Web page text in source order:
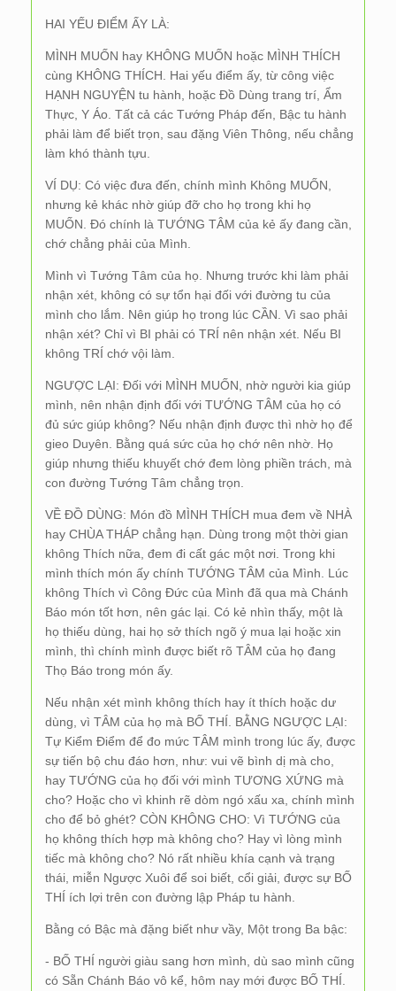
HAI YẾU ĐIỂM ẤY LÀ:
MÌNH MUỐN hay KHÔNG MUỐN hoặc MÌNH THÍCH
cùng KHÔNG THÍCH. Hai yếu điểm ấy, từ công việc
HẠNH NGUYỆN tu hành, hoặc Đồ Dùng trang trí, Ẩm
Thực, Y Áo. Tất cả các Tướng Pháp đến, Bậc tu hành
phải làm để biết trọn, sau đặng Viên Thông, nếu chẳng
làm khó thành tựu.
VÍ DỤ: Có việc đưa đến, chính mình Không MUỐN,
nhưng kẻ khác nhờ giúp đỡ cho họ trong khi họ
MUỐN. Đó chính là TƯỚNG TÂM của kẻ ấy đang cần,
chớ chẳng phải của Mình.
Mình vì Tướng Tâm của họ. Nhưng trước khi làm phải
nhận xét, không có sự tổn hại đối với đường tu của
mình cho lắm. Nên giúp họ trong lúc CẦN. Vì sao phải
nhận xét? Chỉ vì BI phải có TRÍ nên nhận xét. Nếu BI
không TRÍ chớ vội làm.
NGƯỢC LẠI: Đối với MÌNH MUỐN, nhờ người kia giúp
mình, nên nhận định đối với TƯỚNG TÂM của họ có
đủ sức giúp không? Nếu nhận định được thì nhờ họ để
gieo Duyên. Bằng quá sức của họ chớ nên nhờ. Họ
giúp nhưng thiếu khuyết chớ đem lòng phiền trách, mà
con đường Tướng Tâm chẳng trọn.
VỀ ĐỒ DÙNG: Món đồ MÌNH THÍCH mua đem về NHÀ
hay CHÙA THÁP chẳng hạn. Dùng trong một thời gian
không Thích nữa, đem đi cất gác một nơi. Trong khi
mình thích món ấy chính TƯỚNG TÂM của Mình. Lúc
không Thích vì Công Đức của Mình đã qua mà Chánh
Báo món tốt hơn, nên gác lại. Có kẻ nhìn thấy, một là
họ thiếu dùng, hai họ sở thích ngõ ý mua lại hoặc xin
mình, thì chính mình được biết rõ TÂM của họ đang
Thọ Báo trong món ấy.
Nếu nhận xét mình không thích hay ít thích hoặc dư
dùng, vì TÂM của họ mà BỐ THÍ. BẰNG NGƯỢC LẠI:
Tự Kiểm Điểm để đo mức TÂM mình trong lúc ấy, được
sự tiến bộ chu đáo hơn, như: vui vẽ bình dị mà cho,
hay TƯỚNG của họ đối với mình TƯƠNG XỨNG mà
cho? Hoặc cho vì khinh rẽ dòm ngó xấu xa, chính mình
cho để bỏ ghét? CÒN KHÔNG CHO: Vì TƯỚNG của
họ không thích hợp mà không cho? Hay vì lòng mình
tiếc mà không cho? Nó rất nhiều khía cạnh và trạng
thái, miễn Ngược Xuôi để soi biết, cổi giải, được sự BỐ
THÍ ích lợi trên con đường lập Pháp tu hành.
Bằng có Bậc mà đặng biết như vầy, Một trong Ba bậc:
- BỐ THÍ người giàu sang hơn mình, dù sao mình cũng
có Sẵn Chánh Báo vô kể, hôm nay mới được BỐ THÍ.